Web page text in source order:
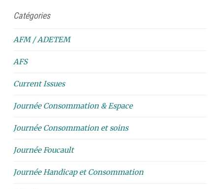
Catégories
AFM / ADETEM
AFS
Current Issues
Journée Consommation & Espace
Journée Consommation et soins
Journée Foucault
Journée Handicap et Consommation